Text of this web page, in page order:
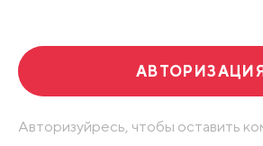
Авторизуйресь, чтобы оставить